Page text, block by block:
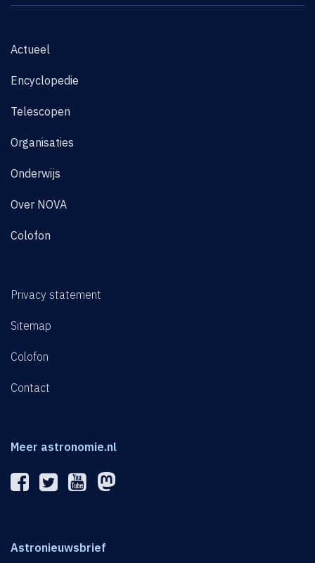
Actueel
Encyclopedie
Telescopen
Organisaties
Onderwijs
Over NOVA
Colofon
Privacy statement
Sitemap
Colofon
Contact
Meer astronomie.nl
Astronieuwsbrief